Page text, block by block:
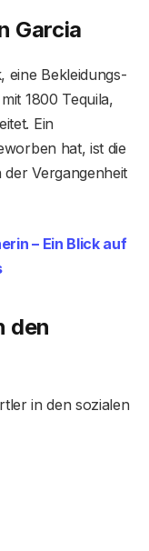
Garcia
eine Bekleidungs-
1800 Tequila,
Ein
hat, ist die
Vergangenheit
– Ein Blick auf
den
in den sozialen